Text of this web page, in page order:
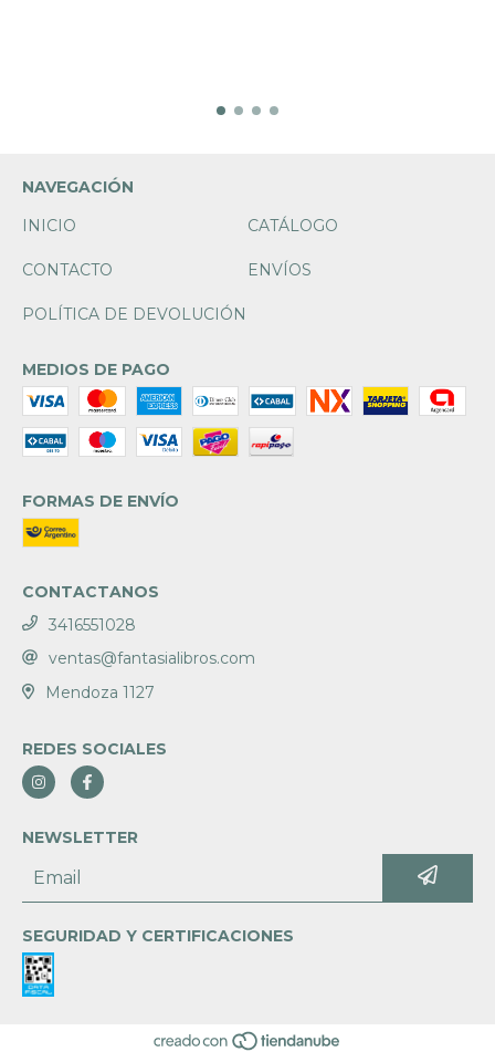
NAVEGACIÓN
INICIO
CATÁLOGO
CONTACTO ENVÍOS
POLÍTICA DE DEVOLUCIÓN
MEDIOS DE PAGO
FORMAS DE ENVÍO
CONTACTANOS
3416551028
ventas@fantasialibros.com
Mendoza 1127
REDES SOCIALES
NEWSLETTER
SEGURIDAD Y CERTIFICACIONES